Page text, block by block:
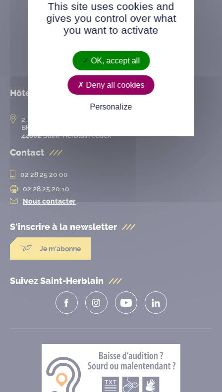
Hôtel de ville
2, rue de l’Hôtel-de-Ville
BP 50167
44802 Saint-Herblain cedex
Contact
02 28 25 20 00
02 28 25 20 10
Nous contacter
S'inscrire à la newsletter
Je m'abonne
Suivez Saint-Herblain
This site uses cookies and
gives you control over what
you want to activate
OK, accept all
Deny all cookies
Personalize